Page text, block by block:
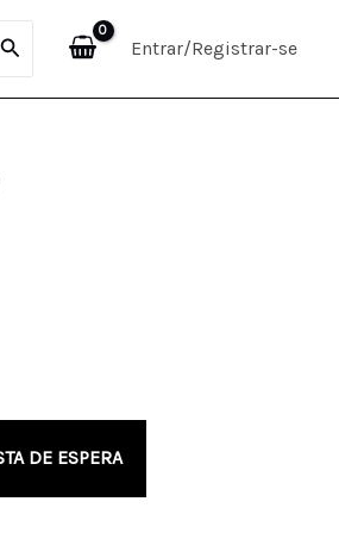
Entrar/Registrar-se